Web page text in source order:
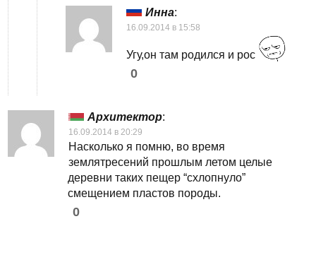
Инна:
16.09.2014 в 15:58
Угу,он там родился и рос
0
Архитектор:
16.09.2014 в 20:29
Насколько я помню, во время
землятресений прошлым летом целые
деревни таких пещер “схлопнуло”
смещением пластов породы.
0